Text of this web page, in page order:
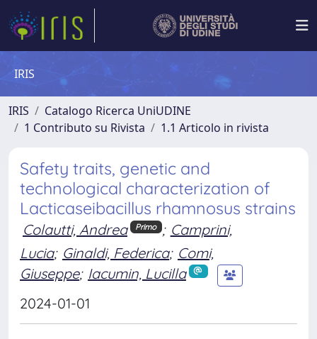
IRIS
IRIS
Catalogo Ricerca UniUDINE
1 Contributo su Rivista
1.1 Articolo in rivista
Safety traits, genetic and
technological characterization of
Lacticaseibacillus rhamnosus strains
Colautti, Andrea Primo ; Camprini,
Lucia; Ginaldi, Federica; Comi,
Giuseppe; Iacumin, Lucilla
2024-01-01